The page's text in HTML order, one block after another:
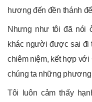
hương đến đền thánh
Nhưng như tôi đã nói
khác người được sai đi
chiêm niệm, kết hợp với
chúng ta những
Tôi luôn cảm thấy